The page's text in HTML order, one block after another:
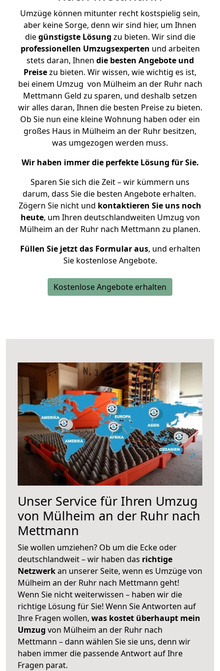
Umzüge können mitunter recht kostspielig sein,
aber keine Sorge, denn wir sind hier, um Ihnen
diegünstigste Lösung zu bieten. Wir sind die
professionellen Umzugsexperten und arbeiten
stets daran, Ihnen die besten Angebote und
Preisezu bieten. Wir wissen, wie wichtig es ist,
bei einem Umzug von Mülheim an der Ruhr nach
Mettmann Geld zu sparen, und deshalb setzen
wir alles daran, Ihnen die besten Preise zu bieten.
Ob Sie nun eine kleine Wohnung haben oder ein
großes Haus in Mülheim an der Ruhr besitzen,
was umgezogen werden muss.
Wir haben immer die perfekte Lösung für Sie.
Sparen Sie sich die Zeit – wir kümmern uns
darum, dass Sie die besten Angebote erhalten.
Zögern Sie nicht und kontaktieren Sie uns noch
heute, um Ihren deutschlandweiten Umzug von
Mülheim an der Ruhr nach Mettmann zu planen.
Füllen Sie jetzt das Formular aus, und erhalten
Sie kostenlose Angebote.
Kostenlose Angebote erhalten
Unser Service für Ihren Umzug
von Mülheim an der Ruhr nach
Mettmann
Sie wollen umziehen? Ob um die Ecke oder
deutschlandweit – wir haben das richtige
Netzwerkan unserer Seite, wenn es Umzüge von
Mülheim an der Ruhr nach Mettmann geht!
Wenn Sie nicht weiterwissen – haben wir die
richtige Lösung für Sie! Wenn Sie Antworten auf
Ihre Fragen wollen, was kostet überhaupt mein
Umzug von Mülheim an der Ruhr nach
Mettmann – dann wählen Sie sie uns, denn wir
haben immer die passende Antwort auf Ihre
Fragen parat.